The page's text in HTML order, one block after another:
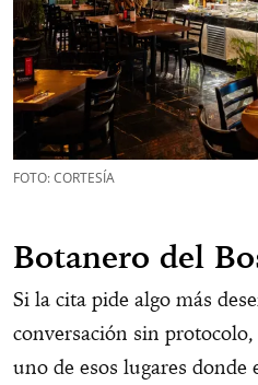
FOTO: CORTESÍA
Botanero del
Si la cita pide algo más
conversación sin protocolo,
uno de esos lugares